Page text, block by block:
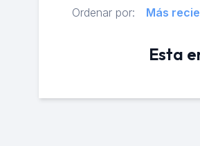
Ordenar por: Más
Esta